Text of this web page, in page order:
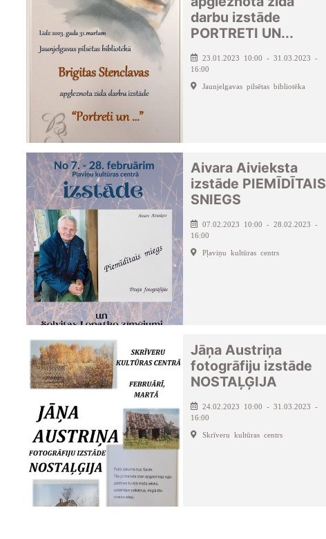
darbu izstāde
PORTRETI UN...
23.01.2023 10:00 - 31.03.2023 -
16:00
Jaunjelgavas pilsētas bibliotēka
Aivara Aivieksta
izstāde PIEMĪDĪTAIS
SNIEGS
07.02.2023 10:00 - 28.02.2023 -
16:00
Pļaviņu kultūras centrs
Jāņa Austriņa
fotogrāfiju izstāde
NOSTAĻĢIJA
24.02.2023 10:00 - 31.03.2023 -
16:00
Skrīveru kultūras centrs